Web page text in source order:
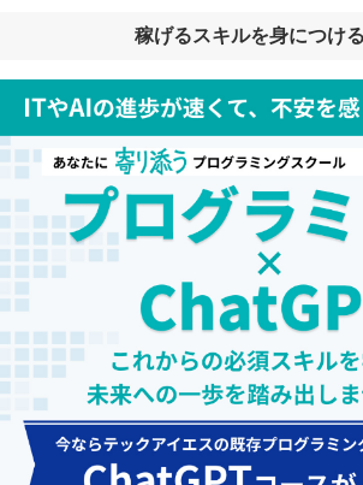
稼げるスキルを身につけ